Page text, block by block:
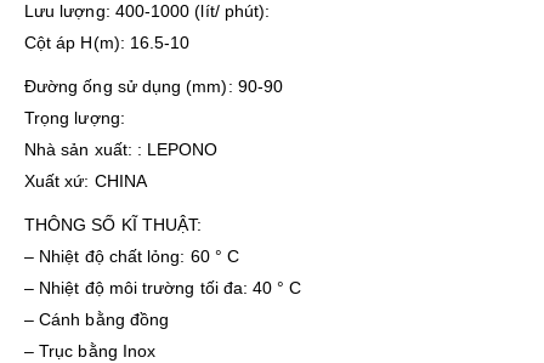
Lưu lượng: 400-1000 (lít/ phút):
Cột áp H(m): 16.5-10
Đường ống sử dụng (mm): 90-90
Trọng lượng:
Nhà sản xuất: : LEPONO
Xuất xứ: CHINA
THÔNG SỐ KĨ THUẬT:
– Nhiệt độ chất lỏng: 60 ° C
– Nhiệt độ môi trường tối đa: 40 ° C
– Cánh bằng đồng
– Trục bằng Inox